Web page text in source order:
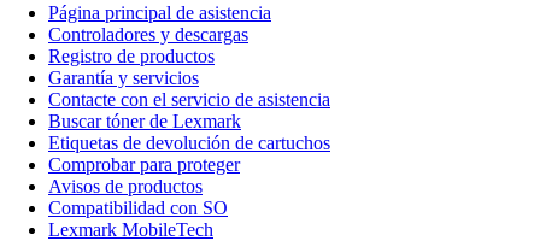
Página principal de asistencia
Controladores y descargas
Registro de productos
Garantía y servicios
Contacte con el servicio de asistencia
Buscar tóner de Lexmark
Etiquetas de devolución de cartuchos
Comprobar para proteger
Avisos de productos
Compatibilidad con SO
Lexmark MobileTech